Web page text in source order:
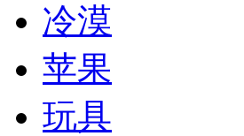
冷漠
苹果
玩具